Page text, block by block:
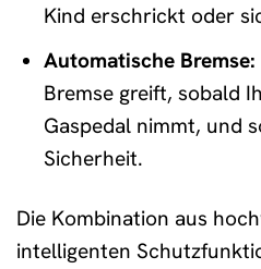
Kind erschrickt oder
Automatische Bremse:
Bremse greift, sobald
Gaspedal nimmt, und
Sicherheit.
Die Kombination aus
intelligenten